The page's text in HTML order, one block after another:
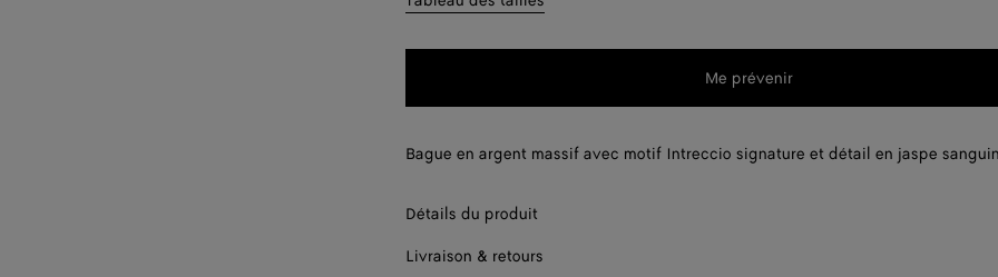
19
Me prévenir
Sélectionner
Bague en argent massif avec motif Intreccio signature et détail en jaspe
Détails du produit
Livraison & retours